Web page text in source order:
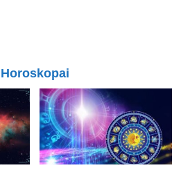
Horoskopai